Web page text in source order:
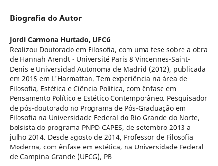
Biografia do Autor
Jordi Carmona Hurtado, UFCG
Realizou Doutorado em Filosofia, com uma tese sobre a obra
de Hannah Arendt - Université Paris 8 Vincennes-Saint-
Denis e Universidad Autónoma de Madrid (2012), publicada
em 2015 em L'Harmattan. Tem experiência na área de
Filosofia, Estética e Ciência Política, com ênfase em
Pensamento Político e Estético Contemporâneo. Pesquisador
de pós-doutorado no Programa de Pós-Graduação em
Filosofia na Universidade Federal do Rio Grande do Norte,
bolsista do programa PNPD CAPES, de setembro 2013 a
julho 2014. Desde agosto de 2014, Professor de Filosofia
Moderna, com ênfase em estética, na Universidade Federal
de Campina Grande (UFCG), PB